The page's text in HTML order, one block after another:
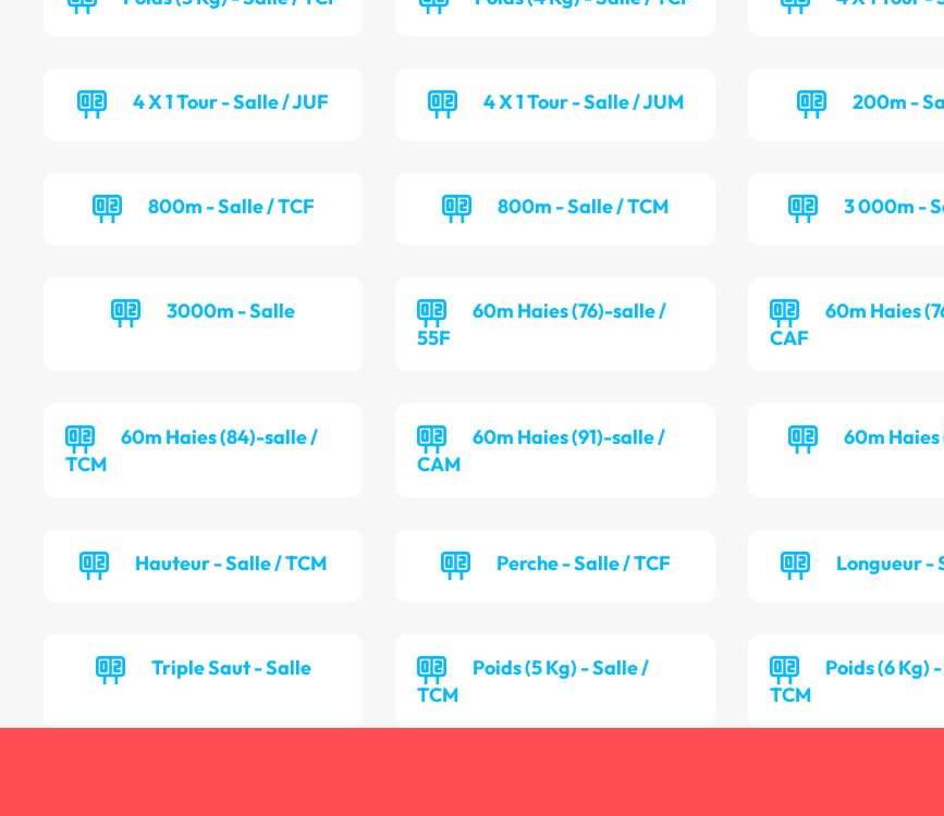
4 X 1 Tour - Salle / JUF 4 X 1 Tour - Salle / JUM 200m -
800m - Salle / TCF 800m - Salle / TCM 3 000m -
3000m - Salle
60m Haies (76)-salle /
55F
60m Haies
CAF
60m Haies (84)-salle /
TCM
60m Haies (91)-salle /
CAM
60m
Hauteur - Salle / TCM Perche - Salle / TCF Longueur -
Triple Saut - Salle
Poids (5 Kg) - Salle /
TCM
Poids (6 Kg)
TCM